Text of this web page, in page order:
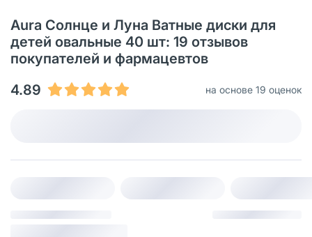
Aura Солнце и Луна Ватные диски для
детей овальные 40 шт: 19 отзывов
покупателей и фармацевтов
4.89
на основе 19 оценок